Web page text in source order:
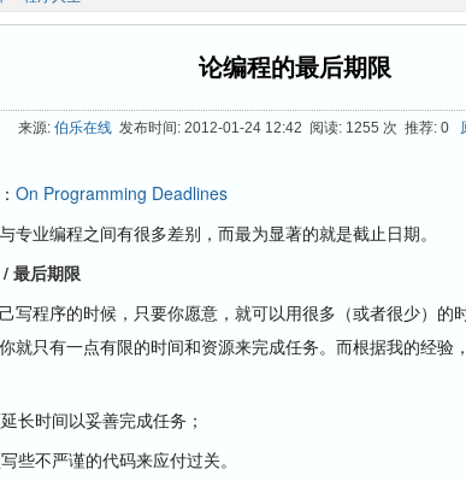
论编程的最后期限
来源: 伯乐在线 发布时间: 2012-01-24 12:42 阅读: 1255 次 推荐: 0
On Programming Deadlines
业编程之间有很多差别，而最为显著的就是截止日期。
最后期限
程序的时候，只要你愿意，就可以用很多（或者很少）的
就只有一点有限的时间和资源来完成任务。而根据我的经验
时间以妥善完成任务；
不严谨的代码来应付过关。